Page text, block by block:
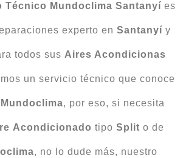
Técnico Mundoclima Santanyí es
experto en Santanyí y
todos sus Aires Acondicionas
un servicio técnico que conoce
Mundoclima, por eso, si necesita
Acondicionado tipo Split o de
, no lo dude más, nuestro